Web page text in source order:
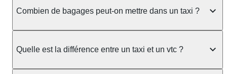
Combien de bagages peut-on mettre dans un taxi ?
taxi berline accueille en général jusqu'à 3 bagages
Quelle est la différence entre un taxi et un vtc ?